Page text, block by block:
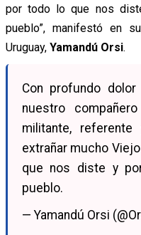
por todo lo que nos
pueblo”, manifestó en
Uruguay, Yamandú Orsi.
Con profundo
nuestro
militante,
extrañar mucho
que nos diste y
pueblo.
— Yamandú Orsi